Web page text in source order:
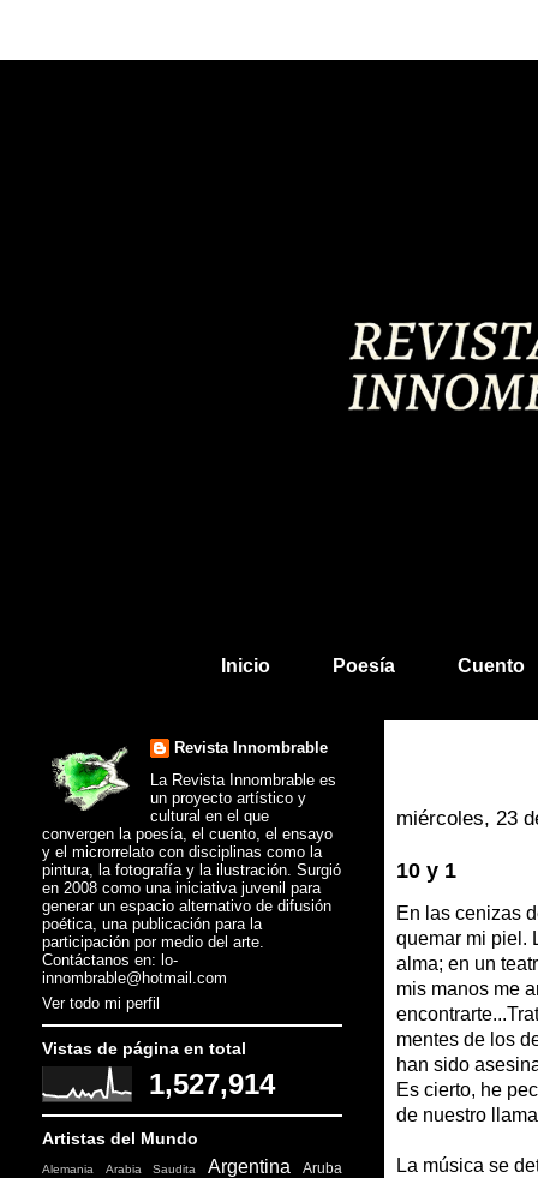
Inicio Poesía Cuento
miércoles, 23
10 y 1
En las cenizas
quemar mi piel.
alma; en un
mis manos me
mentes de los
han sido
Es cierto, he
de nuestro
La música se
Revista Innombrable
La Revista Innombrable es
un proyecto artístico y
cultural en el que
convergen la poesía, el cuento, el ensayo
y el microrrelato con disciplinas como la
pintura, la fotografía y la ilustración. Surgió
en 2008 como una iniciativa juvenil para
generar un espacio alternativo de difusión
poética, una publicación para la
participación por medio del arte.
Contáctanos en: lo-
innombrable@hotmail.com
Ver todo mi perfil
Vistas de página en total
1,527,914
Artistas del Mundo
Alemania Arabia Saudita Argentina
Aruba